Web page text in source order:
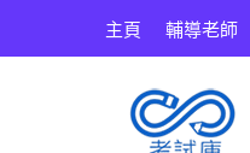
主頁 輔導老師